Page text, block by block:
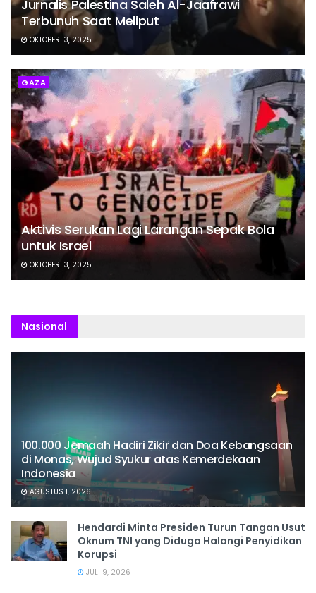
Jurnalis Palestina Saleh Al-Jaafrawi
Terbunuh Saat Meliput
OKTOBER 13, 2025
GAZA
Aktivis Serukan Lagi Larangan Sepak Bola
untuk Israel
OKTOBER 13, 2025
Nasional
100.000 Jemaah Hadiri Zikir dan Doa Kebangsaan
di Monas, Wujud Syukur atas Kemerdekaan
Indonesia
AGUSTUS 1, 2026
Hendardi Minta Presiden Turun Tangan Usut
Oknum TNI yang Diduga Halangi Penyidikan
Korupsi
JULI 9, 2026